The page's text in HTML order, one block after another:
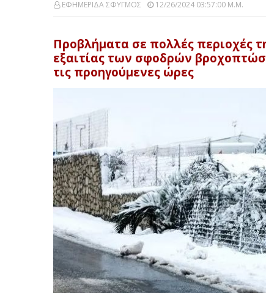
ΕΦΗΜΕΡΙΔΑ ΣΦΥΓΜΟΣ 12/26/2024 03:57:00 Μ.μ.
Προβλήματα σε πολλές περιοχές
εξαιτίας των σφοδρών
τις προηγούμενες ώρες